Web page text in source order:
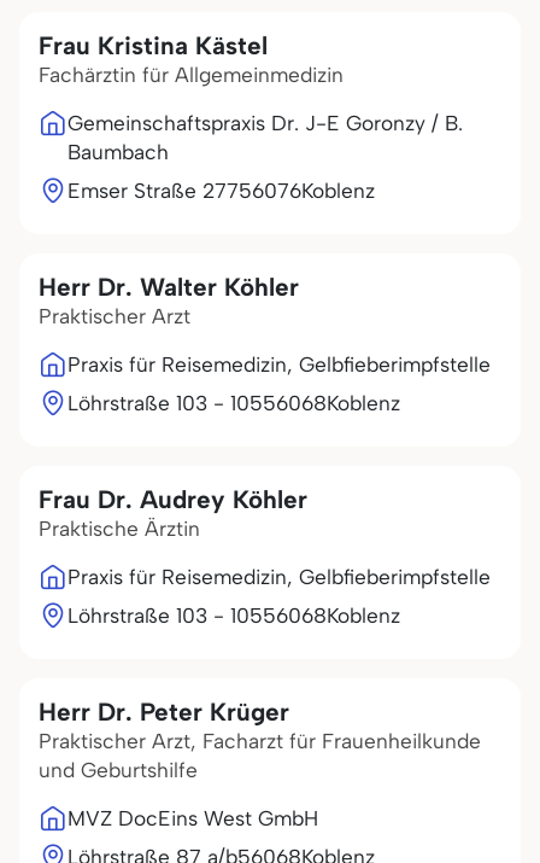
Frau Kristina Kästel
Fachärztin für Allgemeinmedizin
Gemeinschaftspraxis Dr. J-E Goronzy / B.
Baumbach
Emser Straße 27756076Koblenz
Herr Dr. Walter Köhler
Praktischer Arzt
Praxis für Reisemedizin, Gelbfieberimpfstelle
Löhrstraße 103 - 10556068Koblenz
Frau Dr. Audrey Köhler
Praktische Ärztin
Praxis für Reisemedizin, Gelbfieberimpfstelle
Löhrstraße 103 - 10556068Koblenz
Herr Dr. Peter Krüger
Praktischer Arzt, Facharzt für Frauenheilkunde
und Geburtshilfe
MVZ DocEins West GmbH
Löhrstraße 87 a/b56068Koblenz